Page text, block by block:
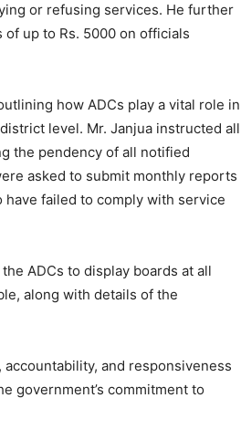
or refusing services. He further
up to Rs. 5000 on officials
how ADCs play a vital role in
level. Mr. Janjua instructed all
the pendency of all notified
asked to submit monthly reports
failed to comply with service
ADCs to display boards at all
along with details of the
and responsiveness
government’s commitment to